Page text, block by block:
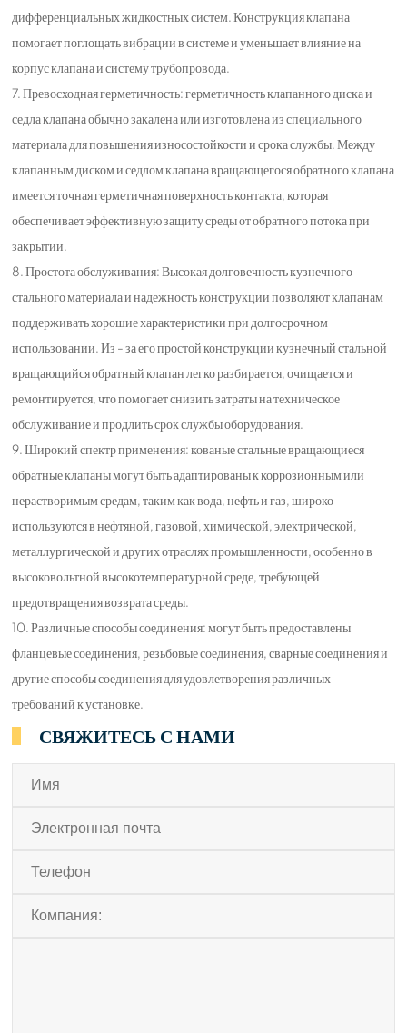
дифференциальных жидкостных систем. Конструкция клапана
помогает поглощать вибрации в системе и уменьшает влияние на
корпус клапана и систему трубопровода.
7. Превосходная герметичность: герметичность клапанного диска и
седла клапана обычно закалена или изготовлена из специального
материала для повышения износостойкости и срока службы. Между
клапанным диском и седлом клапана вращающегося обратного клапана
имеется точная герметичная поверхность контакта, которая
обеспечивает эффективную защиту среды от обратного потока при
закрытии.
8. Простота обслуживания: Высокая долговечность кузнечного
стального материала и надежность конструкции позволяют клапанам
поддерживать хорошие характеристики при долгосрочном
использовании. Из - за его простой конструкции кузнечный стальной
вращающийся обратный клапан легко разбирается, очищается и
ремонтируется, что помогает снизить затраты на техническое
обслуживание и продлить срок службы оборудования.
9. Широкий спектр применения: кованые стальные вращающиеся
обратные клапаны могут быть адаптированы к коррозионным или
нерастворимым средам, таким как вода, нефть и газ, широко
используются в нефтяной, газовой, химической, электрической,
металлургической и других отраслях промышленности, особенно в
высоковольтной высокотемпературной среде, требующей
предотвращения возврата среды.
10. Различные способы соединения: могут быть предоставлены
фланцевые соединения, резьбовые соединения, сварные соединения и
другие способы соединения для удовлетворения различных
требований к установке.
СВЯЖИТЕСЬ С НАМИ